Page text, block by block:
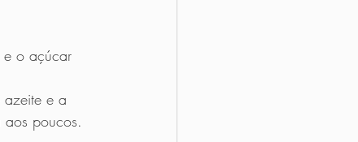
e o açúcar
azeite e a
poucos.